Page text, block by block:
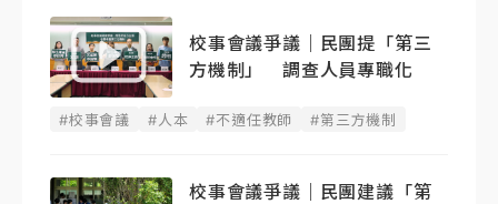
校事會議爭議｜民團提「第三
方機制」 調查人員專職化
#校事會議 #人本 #不適任教師 #第三方機制
校事會議爭議｜民團建議「第